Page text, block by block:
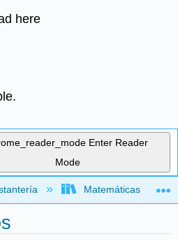
here
Enter Reader
Mode
jerarquía global
Matemáticas